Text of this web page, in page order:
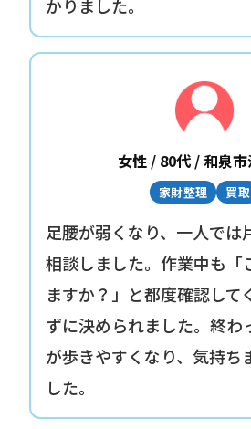
かりました。
女性 / 80代 / 和泉
家財整理 買取
足腰が弱くなり、一人では
相談しました。作業中も「
ますか？」と都度確認して
ずに決められました。終わ
が歩きやすくなり、気持ち
した。